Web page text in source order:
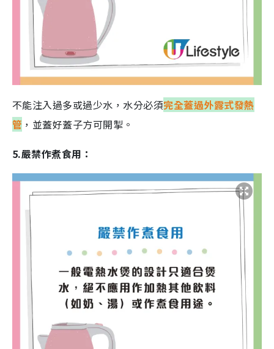
不能注入過多或過少水，水分必須完全蓋過外露式發熱
管 ，並蓋好蓋子方可開掣。
5.嚴禁作煮食用：